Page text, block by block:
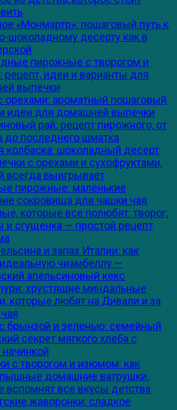
«Монмартр»: пошаговый путь к
шоколадному десерту как в
пирожные с творогом и
рецепт, идеи и варианты для
выпечки
орехами: ароматный пошаговый
идеи для домашней выпечки
рай: рецепт пирожного, от
до последнего шматка
колбаска: шоколадный десерт
с орехами и сухофруктами,
всегда выигрывает
пирожные: маленькие
сокровища для чашки чая
которые все полюбят: творог,
и сгущенка — простой рецепт
и запах Италии: как
чиамбеллу —
апельсиновый кекс
хрустящие миндальные
которые любят на Дивали и за
брынзой и зеленью: семейный
секрет мягкого хлеба с
с творогом и изюмом: как
домашние ватрушки,
вспомнят все вкусы детства
жаворонки: сладкое